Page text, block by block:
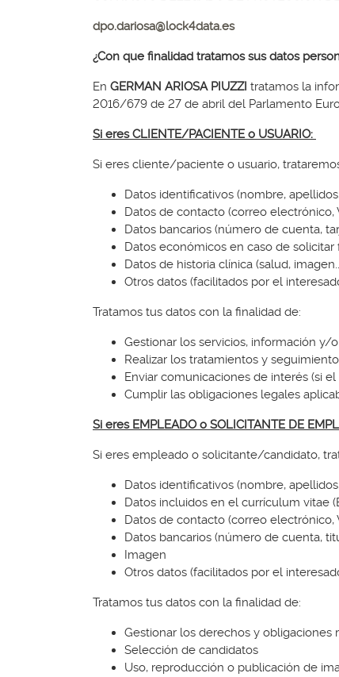
dpo.dariosa@lock4data.es
¿Con que finalidad tratamos sus datos
En GERMAN ARIOSA PIUZZI tratamos la
2016/679 de 27 de abril del Parlamento
Si eres CLIENTE/PACIENTE o USUARIO:
Si eres cliente/paciente o usuario,
Datos identificativos (nombre,
Datos de contacto (correo electrónico,
Datos bancarios (número de cuenta,
Datos económicos en caso de
Datos de historia clínica (salud,
Otros datos (facilitados por el
Tratamos tus datos con la finalidad de:
Gestionar los servicios, información y/
Realizar los tratamientos y
Enviar comunicaciones de interés (si
Cumplir las obligaciones legales
Si eres EMPLEADO o SOLICITANTE DE
Si eres empleado o solicitante/candidato,
Datos identificativos (nombre,
Datos incluidos en el currículum vitae
Datos de contacto (correo electrónico,
Datos bancarios (número de cuenta,
Imagen
Otros datos (facilitados por el
Tratamos tus datos con la finalidad de:
Gestionar los derechos y obligaciones
Selección de candidatos
Uso, reproducción o publicación de